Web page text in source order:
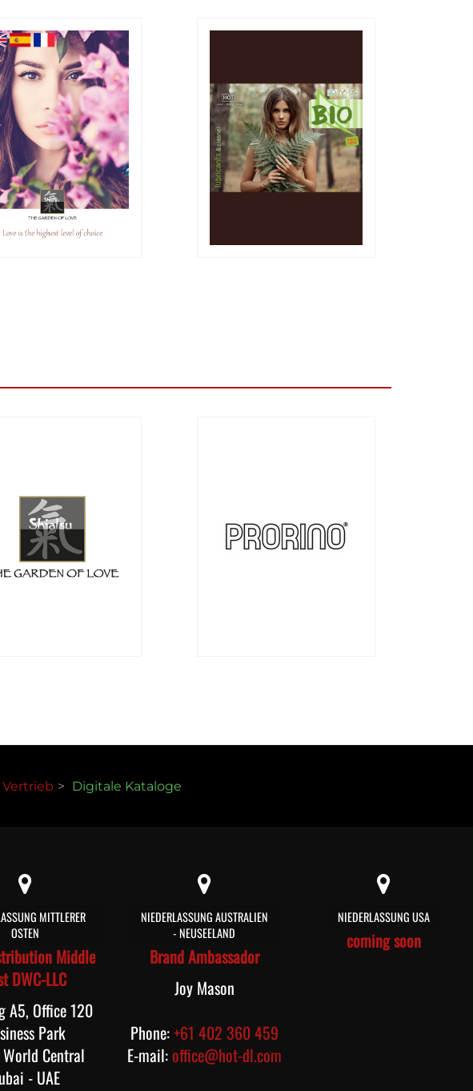
Vertrieb Digitale Kataloge
MITTLERER
OSTEN
Middle
DWC-LLC
A5, Office 120
Park
Central
- UAE
NIEDERLASSUNG AUSTRALIEN
- NEUSEELAND
Brand Ambassador
Joy Mason
Phone:+61 402 360 459
E-mail: office@hot-dl.com
NIEDERLASSUNG USA
coming soon